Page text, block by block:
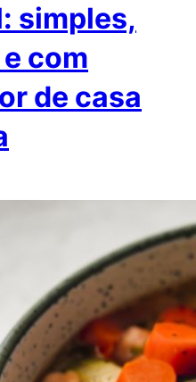
simples,
com
de casa